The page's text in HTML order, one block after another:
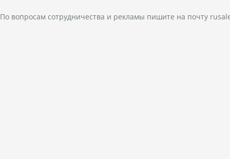
По вопросам сотрудничества и рекламы пишите на почту